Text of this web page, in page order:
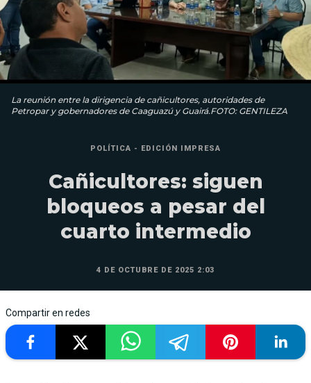
La reunión entre la dirigencia de cañicultores, autoridades de
Petropar y gobernadores de Caaguazú y Guairá.FOTO: GENTILEZA
POLÍTICA - EDICIÓN IMPRESA
Cañicultores: siguen
bloqueos a pesar del
cuarto intermedio
4 DE OCTUBRE DE 2025 2:03
Compartir en redes